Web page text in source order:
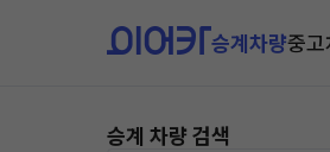
승계차량중고
승계 차량 검색